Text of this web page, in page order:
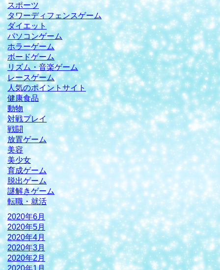
スポーツ
タワーディフェンスゲーム
ダイエット
パソコンゲーム
ホラーゲーム
ボードゲーム
リズム・音楽ゲーム
レースゲーム
人気のポイントサイト
健康食品
動物
対戦プレイ
戦闘
放置ゲーム
美容
美少女
育成ゲーム
脱出ゲーム
謎解きゲーム
転職・就活
2020年6月
2020年5月
2020年4月
2020年3月
2020年2月
2020年1月